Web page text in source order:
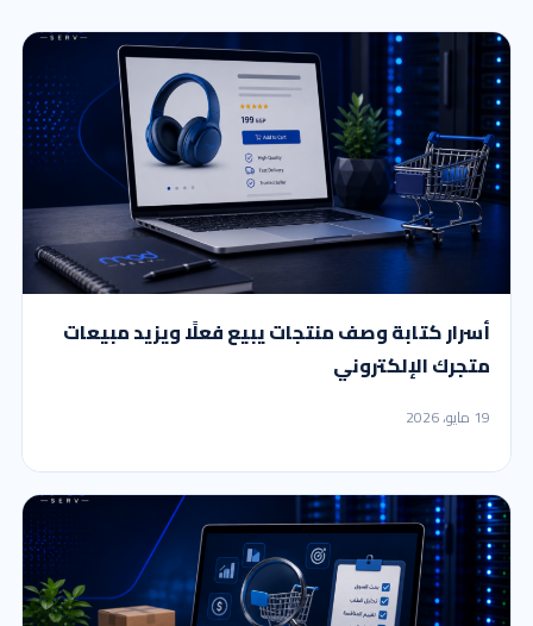
أسرار كتابة وصف منتجات يبيع فعلًا ويزيد مبيعات
متجرك الإلكتروني
19 مايو، 2026